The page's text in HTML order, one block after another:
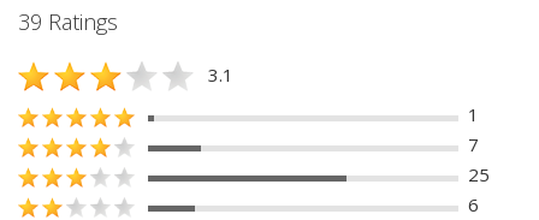
39 Ratings
3.1
1
7
25
6